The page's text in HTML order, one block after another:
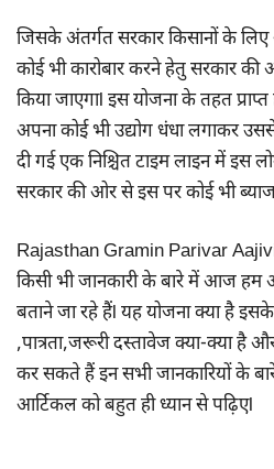
जिसके अंतर्गत सरकार किसानों के
कोई भी कारोबार करने हेतु सरकार की
किया जाएगाl इस योजना के तहत प्राप्त
अपना कोई भी उद्योग धंधा लगाकर
दी गई एक निश्चित टाइम लाइन में इस
सरकार की ओर से इस पर कोई भी ब्याज
Rajasthan Gramin Parivar
किसी भी जानकारी के बारे में आज
बताने जा रहे हैंl यह योजना क्या है
,पात्रता,जरूरी दस्तावेज क्या-क्या
कर सकते हैं इन सभी जानकारियों के
आर्टिकल को बहुत ही ध्यान से पढ़िएl